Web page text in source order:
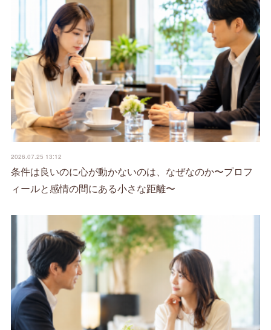
2026.07.25 13:12
条件は良いのに心が動かないのは、なぜなのか〜プロフ
ィールと感情の間にある小さな距離〜